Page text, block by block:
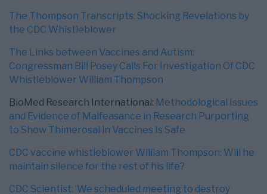
The Thompson Transcripts: Shocking Revelations by
the CDC Whistleblower
The Links between Vaccines and Autism:
Congressman Bill Posey Calls For Investigation Of CDC
Whistleblower William Thompson
BioMed Research International: Methodological Issues
and Evidence of Malfeasance in Research Purporting
to Show Thimerosal in Vaccines Is Safe
CDC vaccine whistleblower William Thompson: Will he
maintain silence for the rest of his life?
CDC Scientist: ‘We scheduled meeting to destroy